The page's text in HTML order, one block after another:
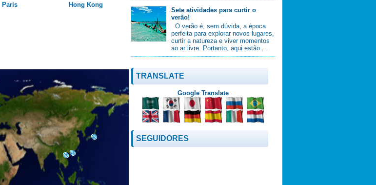
Paris Hong Kong
Sete atividades para curtir o
verão!
O verão é, sem dúvida, a época
perfeita para explorar novos lugares,
curtir a natureza e viver momentos
ao ar livre. Portanto, aqui estão ...
TRANSLATE
Google Translate
SEGUIDORES